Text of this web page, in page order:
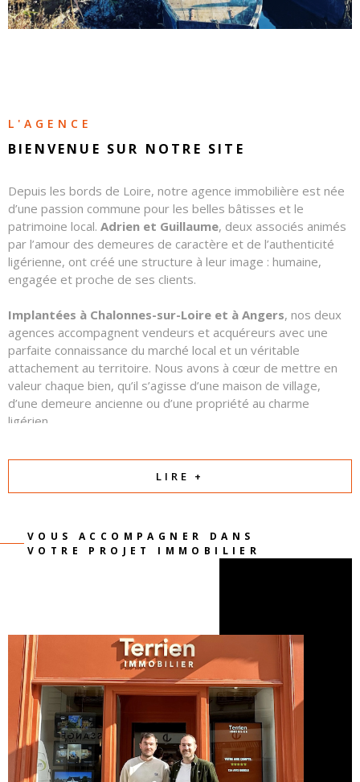
L'AGENCE
BIENVENUE SUR NOTRE SITE
Depuis les bords de Loire, notre agence immobilière est née
d’une passion commune pour les belles bâtisses et le
patrimoine local. Adrien et Guillaume, deux associés animés
par l’amour des demeures de caractère et de l’authenticité
ligérienne, ont créé une structure à leur image : humaine,
engagée et proche de ses clients.
Implantées à Chalonnes-sur-Loire et à Angers, nos deux
agences accompagnent vendeurs et acquéreurs avec une
parfaite connaissance du marché local et un véritable
attachement au territoire. Nous avons à cœur de mettre en
valeur chaque bien, qu’il s’agisse d’une maison de village,
d’une demeure ancienne ou d’une propriété au charme
ligérien.
Autour d’eux, une équipe commerciale professionnelle et
attentive œuvre chaque jour avec sérieux, transparence et
confiance. Notre priorité est de comprendre votre projet et
Parce qu’un projet immobilier est avant tout une
LIRE +
VOUS ACCOMPAGNER DANS
VOTRE PROJET IMMOBILIER